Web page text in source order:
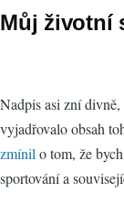
Můj životní
Nadpis asi zní
vyjadřovalo obsah
zmínil o tom, že
sportování a